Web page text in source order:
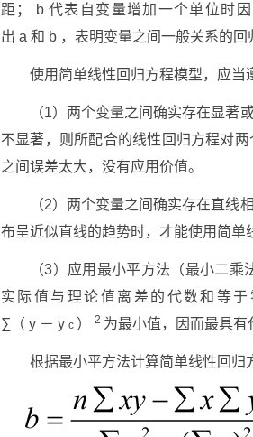
距；
b代表自变量增加一个单位时
出 a 和 b ，表明变量之间一般关系的回
使用简单线性回归方程模型，应当
（1）两个变量之间确实存在显著
不显著，则所配合的线性回归方程对
之间误差太大，没有应用价值。
（2）两个变量之间确实存在直线
布呈近似直线的趋势时，才能使用简单
（3）应用最小平方法（最小二
实际值与理论值离差的代数和等
∑（ y － y c ） 2 为最小值，因而最具有
根据最小平方法计算简单线性回归